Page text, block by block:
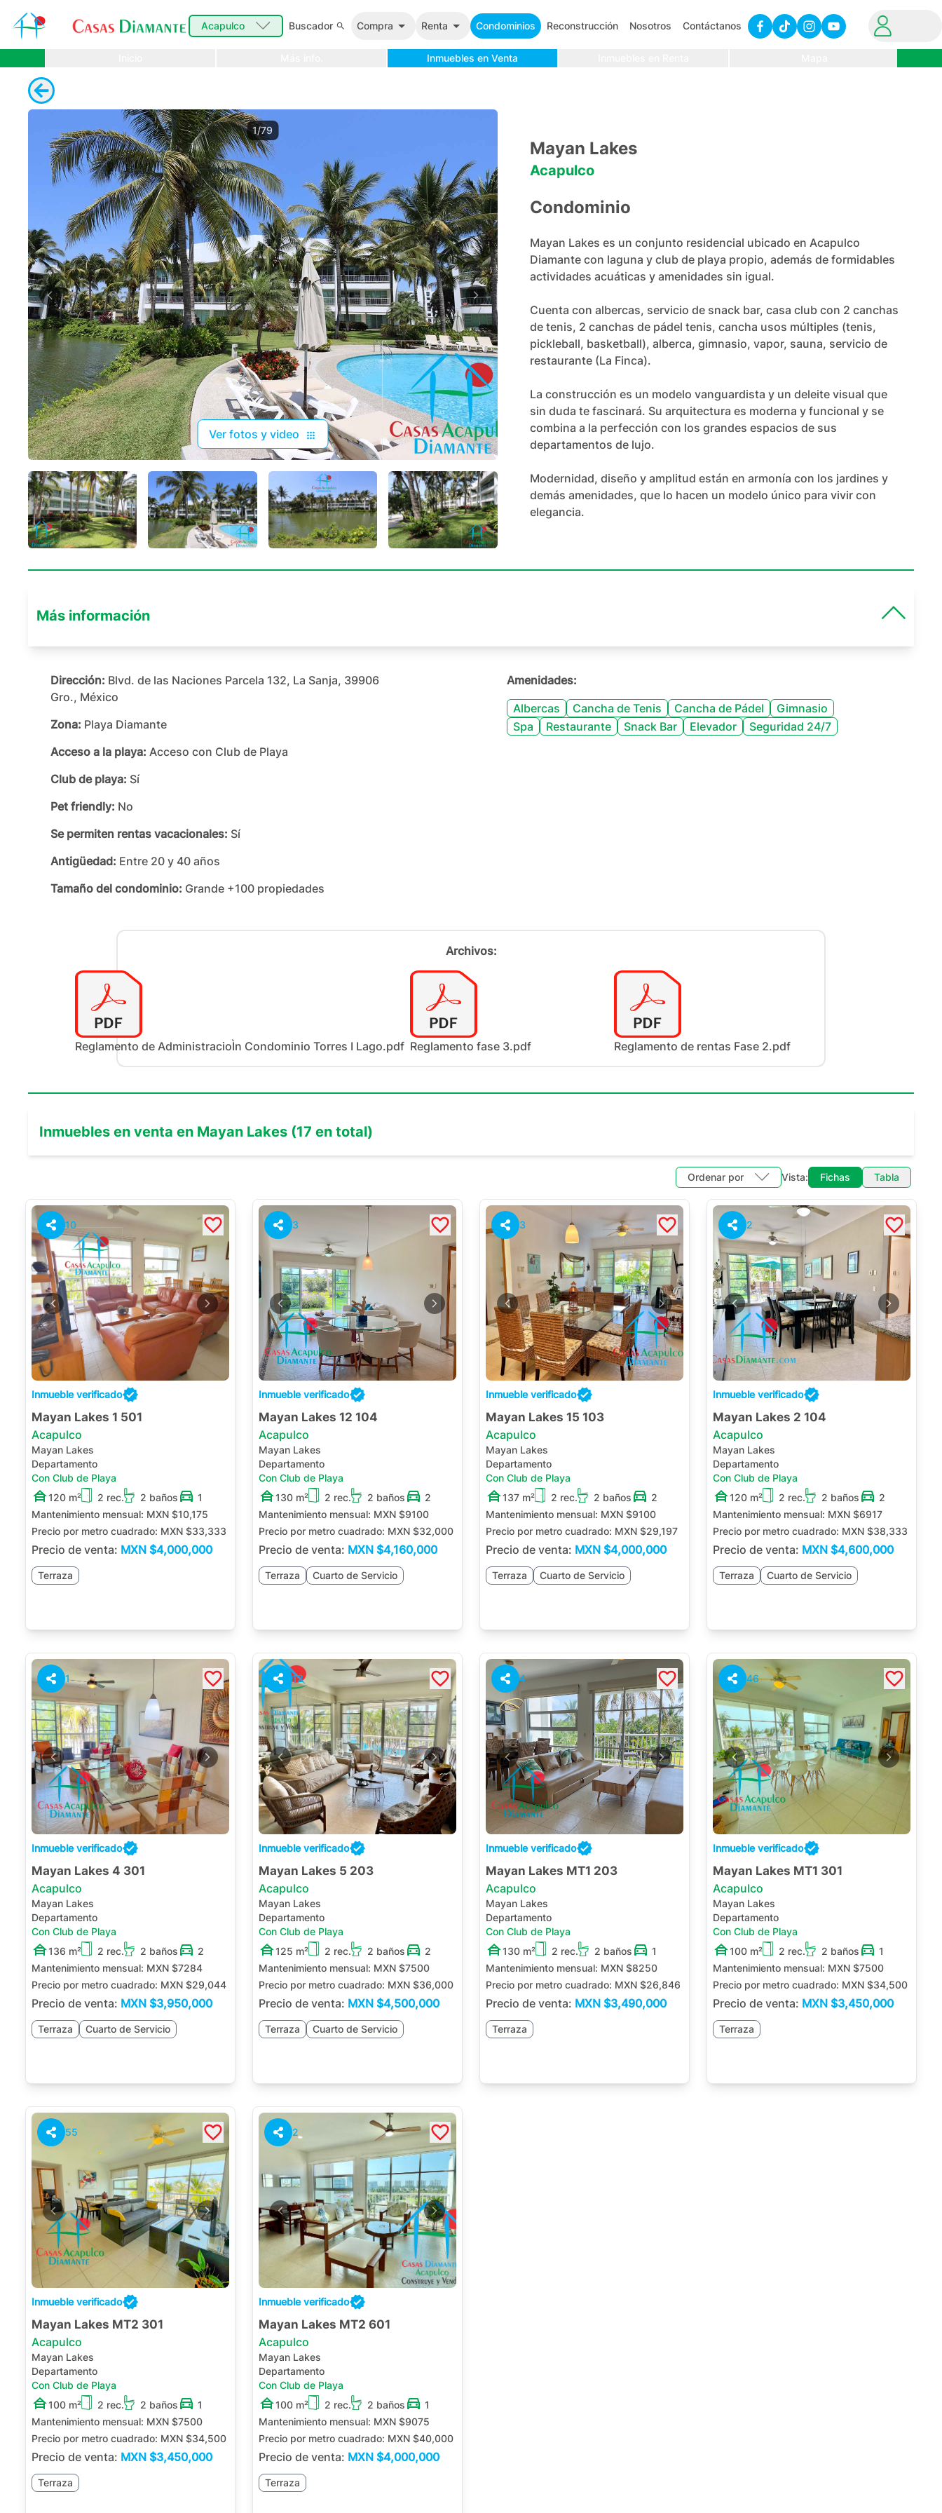
Acapulco Buscador Compra Renta Condominios Reconstrucción Nosotros Contáctanos
Inmuebles en Venta
1/79
Ver fotos y video
+75
Mayan Lakes
Acapulco
Condominio
Mayan Lakes es un conjunto residencial ubicado en Acapulco
Diamante con laguna y club de playa propio, además de formidables
actividades acuáticas y amenidades sin igual.
Cuenta con albercas, servicio de snack bar, casa club con 2 canchas
de tenis, 2 canchas de pádel tenis, cancha usos múltiples (tenis,
pickleball, basketball), alberca, gimnasio, vapor, sauna, servicio de
restaurante (La Finca).
La construcción es un modelo vanguardista y un deleite visual que
sin duda te fascinará. Su arquitectura es moderna y funcional y se
combina a la perfección con los grandes espacios de sus
departamentos de lujo.
Modernidad, diseño y amplitud están en armonía con los jardines y
demás amenidades, que lo hacen un modelo único para vivir con
elegancia.
Más información
Dirección: Blvd. de las Naciones Parcela 132, La Sanja, 39906
Gro., México
Zona: Playa Diamante
Acceso a la playa: Acceso con Club de Playa
Club de playa: Sí
Pet friendly: No
Se permiten rentas vacacionales: Sí
Antigüedad: Entre 20 y 40 años
Tamaño del condominio: Grande +100 propiedades
Amenidades:
Albercas
Cancha de Tenis Cancha de Pádel
Gimnasio
Spa
Restaurante Snack Bar Elevador Seguridad 24/7
Archivos:
Reglamento de AdministracioÌn Condominio Torres I Lago.pdf Reglamento fase 3.pdf Reglamento de rentas Fase 2.pdf
Inmuebles en venta en Mayan Lakes (17 en total)
Ordenar por Vista: Fichas Tabla
10
Inmueble verificado
Mayan Lakes 1 501
Acapulco
Mayan Lakes
Departamento
Con Club de Playa
120 m²
2 rec. 2 baños
1
Mantenimiento mensual: MXN $10,175
Precio por metro cuadrado: MXN $33,333
Precio de venta: MXN $4,000,000
Terraza
3
Inmueble verificado
Mayan Lakes 12 104
Acapulco
Mayan Lakes
Departamento
Con Club de Playa
130 m²
2 rec. 2 baños
2
Mantenimiento mensual: MXN $9100
Precio por metro cuadrado: MXN $32,000
Precio de venta: MXN $4,160,000
Terraza Cuarto de Servicio
3
Inmueble verificado
Mayan Lakes 15 103
Acapulco
Mayan Lakes
Departamento
Con Club de Playa
137 m²
2 rec. 2 baños
2
Mantenimiento mensual: MXN $9100
Precio por metro cuadrado: MXN $29,197
Precio de venta: MXN $4,000,000
Terraza Cuarto de Servicio
2
Inmueble verificado
Mayan Lakes 2 104
Acapulco
Mayan Lakes
Departamento
Con Club de Playa
120 m²
2 rec. 2 baños
2
Mantenimiento mensual: MXN $6917
Precio por metro cuadrado: MXN $38,333
Precio de venta: MXN $4,600,000
Terraza Cuarto de Servicio
1
Inmueble verificado
Mayan Lakes 4 301
Acapulco
Mayan Lakes
Departamento
Con Club de Playa
136 m²
2 rec. 2 baños
2
Mantenimiento mensual: MXN $7284
Precio por metro cuadrado: MXN $29,044
Precio de venta: MXN $3,950,000
Terraza Cuarto de Servicio
12
Inmueble verificado
Mayan Lakes 5 203
Acapulco
Mayan Lakes
Departamento
Con Club de Playa
125 m²
2 rec. 2 baños
2
Mantenimiento mensual: MXN $7500
Precio por metro cuadrado: MXN $36,000
Precio de venta: MXN $4,500,000
Terraza Cuarto de Servicio
4
Inmueble verificado
Mayan Lakes MT1 203
Acapulco
Mayan Lakes
Departamento
Con Club de Playa
130 m²
2 rec. 2 baños
1
Mantenimiento mensual: MXN $8250
Precio por metro cuadrado: MXN $26,846
Precio de venta: MXN $3,490,000
Terraza
46
Inmueble verificado
Mayan Lakes MT1 301
Acapulco
Mayan Lakes
Departamento
Con Club de Playa
100 m²
2 rec. 2 baños
1
Mantenimiento mensual: MXN $7500
Precio por metro cuadrado: MXN $34,500
Precio de venta: MXN $3,450,000
Terraza
55
Inmueble verificado
Mayan Lakes MT2 301
Acapulco
Mayan Lakes
Departamento
Con Club de Playa
100 m²
2 rec. 2 baños
1
Mantenimiento mensual: MXN $7500
Precio por metro cuadrado: MXN $34,500
Precio de venta: MXN $3,450,000
Terraza
2
Inmueble verificado
Mayan Lakes MT2 601
Acapulco
Mayan Lakes
Departamento
Con Club de Playa
100 m²
2 rec. 2 baños
1
Mantenimiento mensual: MXN $9075
Precio por metro cuadrado: MXN $40,000
Precio de venta: MXN $4,000,000
Terraza